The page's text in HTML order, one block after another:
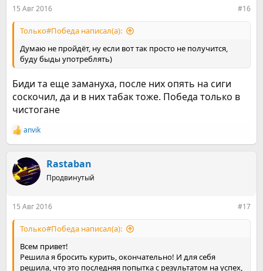
15 Авг 2016 #16
Только#Победа написал(а):
Думаю не пройдёт, ну если вот так просто не получится,
буду быды употреблять)
Биди та еще замануха, после них опять на сиги
соскочил, да и в них табак тоже. Победа только в
чистогане
Р
е
к
ц
и
anvik
Rastaban
Продвинутый
15 Авг 2016 #17
Только#Победа написал(а):
Всем привет!
Решила я бросить курить, окончательно! И для себя
решила, что это последняя попытка с результатом на успех,